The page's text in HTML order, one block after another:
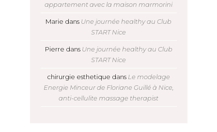
appartement avec la maison marmorini
Marie dans Une journée healthy au Club
START Nice
Pierre dans Une journée healthy au Club
START Nice
chirurgie esthetique dans Le modelage
Energie Minceur de Floriane Guillé à Nice,
anti-cellulite massage therapist